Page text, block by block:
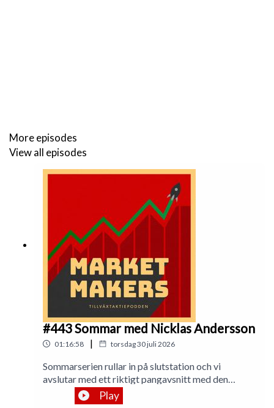
https://twitter.com/franzen_fabian
https://twitter.com/analytikern1234
https://bsky.app/profile/aldenniklas.bsky.social
https://bsky.app/profile/fabianfranzen.bsky.social
https://bsky.app/profile/magnusskoog.bsky.social
More episodes
View all episodes
#443 Sommar med Nicklas Andersson
01:16:58 | torsdag 30 juli 2026
Sommarserien rullar in på slutstation och vi
avslutar med ett riktigt pangavsnitt med den
oefterhärmliga finansprofilen och inspiratören
Nicklas Andersson!Vi hörs igen om TVÅ veckor!—
Play